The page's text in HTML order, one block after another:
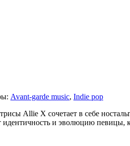
Avant-garde music, Indie pop
Allie X сочетает в себе
идентичность и эволюцию